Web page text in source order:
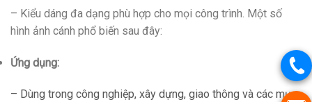
– Kiểu dáng đa dạng phù hợp cho mọi công trình. Một số
hình ảnh cánh phổ biến sau đây:
Ứng dụng:
– Dùng trong công nghiệp, xây dựng, giao thông và các mục